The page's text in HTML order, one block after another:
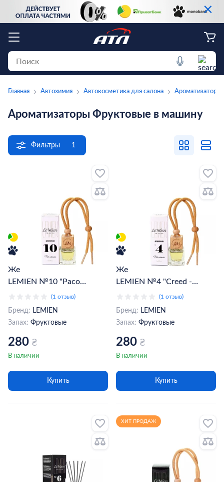
×
Главная Автохимия Автокосметика для салона Ароматизаторы
Ароматизаторы Фруктовые в машину
Фильтры 1
Женский автопарфюм
LEMIEN №10 "Paco
Rabanne - Lady Million"
(021000)
(1 отзыв)
Бренд: LEMIEN
Запах: Фруктовые
280 ₴
В наличии
Купить
Женский автопарфюм
LEMIEN №4 "Creed -
Aventus for Her" (020407)
(1 отзыв)
Бренд: LEMIEN
Запах: Фруктовые
280 ₴
В наличии
Купить
ХИТ ПРОДАЖ